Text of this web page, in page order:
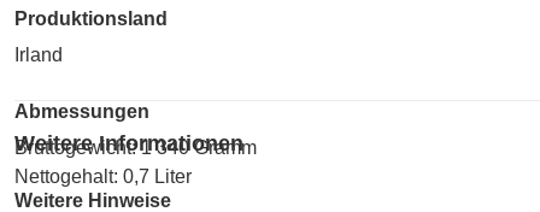
Produktionsland
Irland
Abmessungen
Bruttogewicht: 1 340 Gramm
Nettogehalt: 0,7 Liter
Weitere Informationen
Weitere Hinweise